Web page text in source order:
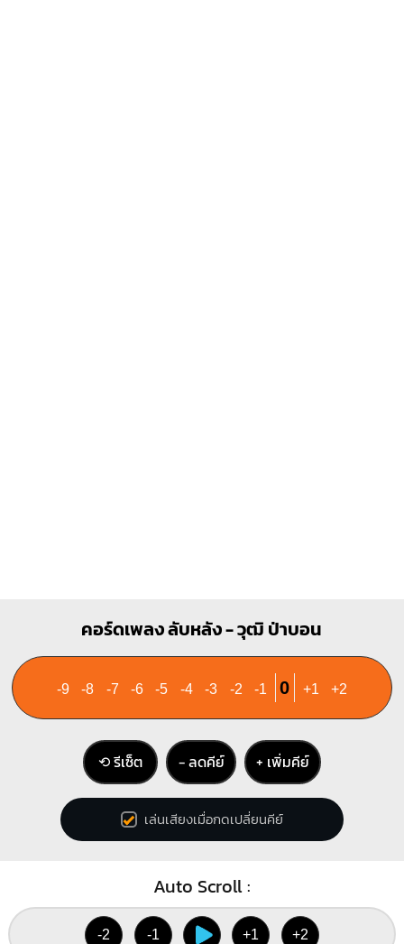
คอร์ดเพลง ลับหลัง - วุฒิ ป่าบอน
-9 -8 -7 -6 -5 -4 -3 -2 -1 0 +1 +2
⟲ รีเซ็ต − ลดคีย์ + เพิ่มคีย์
เล่นเสียงเมื่อกดเปลี่ยนคีย์
Auto Scroll :
-2 -1 +1 +2